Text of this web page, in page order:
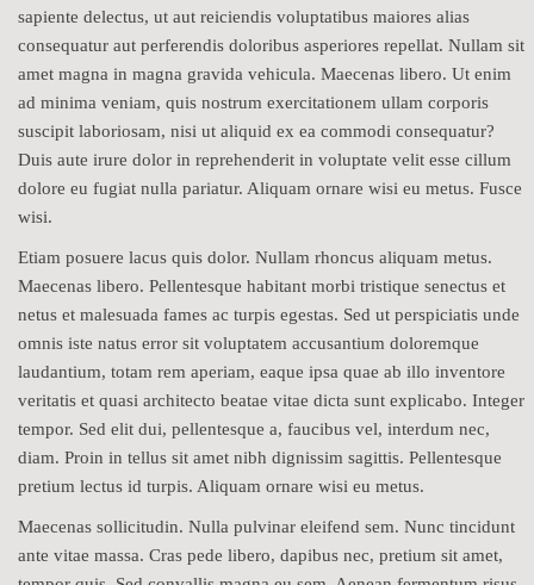
sapiente delectus, ut aut reiciendis voluptatibus maiores alias
consequatur aut perferendis doloribus asperiores repellat. Nullam sit
amet magna in magna gravida vehicula. Maecenas libero. Ut enim
ad minima veniam, quis nostrum exercitationem ullam corporis
suscipit laboriosam, nisi ut aliquid ex ea commodi consequatur?
Duis aute irure dolor in reprehenderit in voluptate velit esse cillum
dolore eu fugiat nulla pariatur. Aliquam ornare wisi eu metus. Fusce
wisi.
Etiam posuere lacus quis dolor. Nullam rhoncus aliquam metus.
Maecenas libero. Pellentesque habitant morbi tristique senectus et
netus et malesuada fames ac turpis egestas. Sed ut perspiciatis unde
omnis iste natus error sit voluptatem accusantium doloremque
laudantium, totam rem aperiam, eaque ipsa quae ab illo inventore
veritatis et quasi architecto beatae vitae dicta sunt explicabo. Integer
tempor. Sed elit dui, pellentesque a, faucibus vel, interdum nec,
diam. Proin in tellus sit amet nibh dignissim sagittis. Pellentesque
pretium lectus id turpis. Aliquam ornare wisi eu metus.
Maecenas sollicitudin. Nulla pulvinar eleifend sem. Nunc tincidunt
ante vitae massa. Cras pede libero, dapibus nec, pretium sit amet,